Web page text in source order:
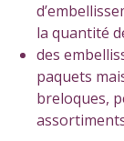
la quantité
des
paquets
breloques,